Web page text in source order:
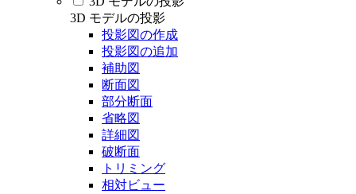
3D モデルの投影
投影図の作成
投影図の追加
補助図
断面図
部分断面
省略図
詳細図
破断面
トリミング
相対ビュー